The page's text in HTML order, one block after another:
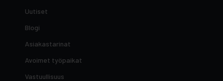
Uutiset
Blogi
Asiakastarinat
Avoimet työpaikat
Vastuullisuus